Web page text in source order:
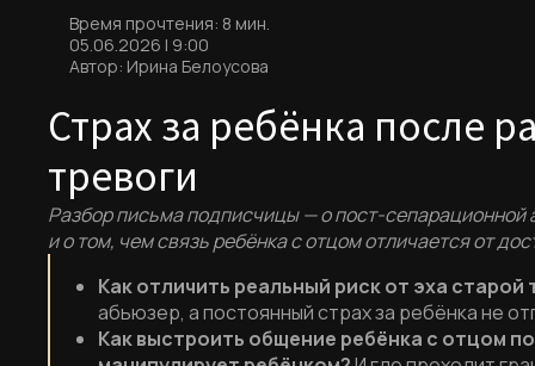
Время прочтения: 8 мин.
05.06.2026 | 9:00
Автор: Ирина Белоусова
Страх за ребёнка после
тревоги
Разбор письма подписчицы — о пост-сепарационной
и о том, чем связь ребёнка с отцом отличается от
Как отличить реальный риск от эха старой
абьюзер, а постоянный страх за ребёнка не
Как выстроить общение ребёнка с отцом
О центре
О центре
Отзывы
Услуги
Все направления работы центра